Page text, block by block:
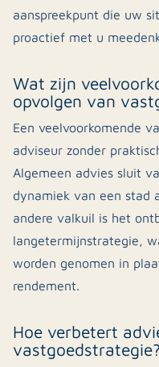
aanspreekpunt die uw
proactief met u
Wat zijn
opvolgen van
Een veelvoorkomende
adviseur zonder
Algemeen advies sluit
dynamiek van een stad
andere valkuil is het
langetermijnstrategie,
worden genomen in
rendement.
Hoe verbetert
vastgoedstrategie?